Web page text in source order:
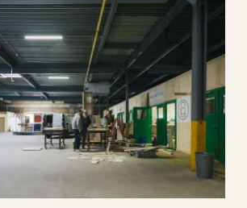
architectuur